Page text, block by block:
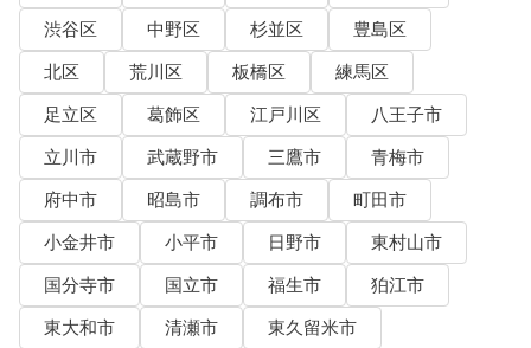
渋谷区
中野区 杉並区
豊島区
北区
荒川区 板橋区
練馬区
足立区
葛飾区 江戸川区
八王子市
立川市
武蔵野市 三鷹市
青梅市
府中市
昭島市 調布市
町田市
小金井市
小平市 日野市
東村山市
国分寺市
国立市 福生市
狛江市
東大和市
清瀬市
東久留米市